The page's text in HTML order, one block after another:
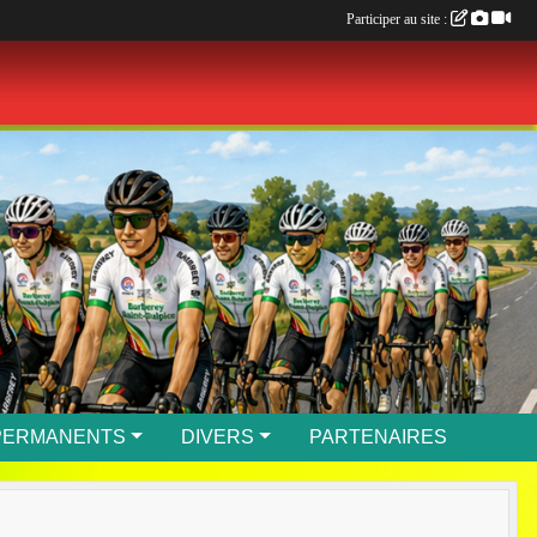
DIVERS PARTENAIRES
Participer au site :